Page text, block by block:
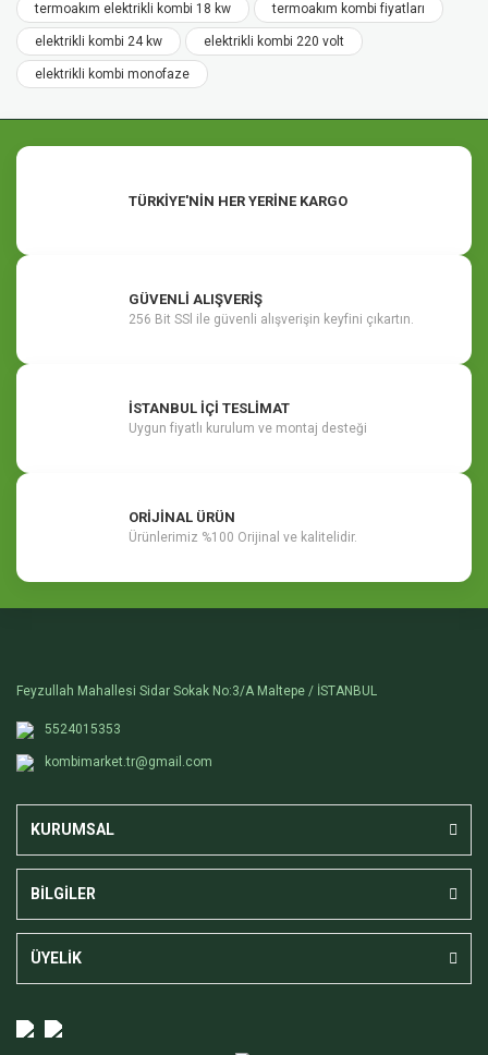
termoakım elektrikli kombi 18 kw termoakım kombi fiyatları
elektrikli kombi 24 kw elektrikli kombi 220 volt
elektrikli kombi monofaze
TÜRKİYE'NİN HER YERİNE KARGO
GÜVENLİ ALIŞVERİŞ
256 Bit SSl ile güvenli alışverişin keyfini çıkartın.
İSTANBUL İÇİ TESLİMAT
Uygun fiyatlı kurulum ve montaj desteği
ORİJİNAL ÜRÜN
Ürünlerimiz %100 Orijinal ve kalitelidir.
Feyzullah Mahallesi Sidar Sokak No:3/A Maltepe / İSTANBUL
5524015353
kombimarket.tr@gmail.com
KURUMSAL
BİLGİLER
ÜYELİK